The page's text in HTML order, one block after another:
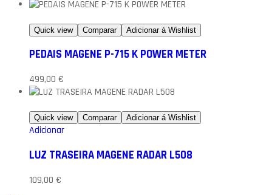
Quick view Comparar Adicionar á Wishlist
PEDAIS MAGENE P-715 K POWER METER
499,00 €
Quick view Comparar Adicionar á Wishlist
Adicionar
LUZ TRASEIRA MAGENE RADAR L508
109,00 €